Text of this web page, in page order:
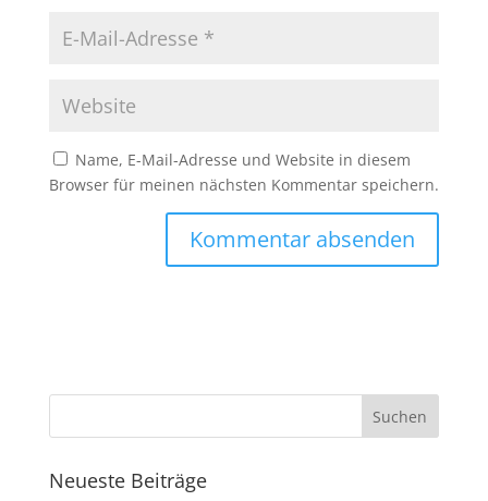
Name, E-Mail-Adresse und Website in diesem
Browser für meinen nächsten Kommentar speichern.
Neueste Beiträge